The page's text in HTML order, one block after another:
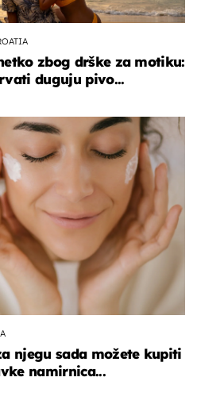
zbog drške za motiku:
duguju pivo...
njegu sada možete kupiti
namirnica...